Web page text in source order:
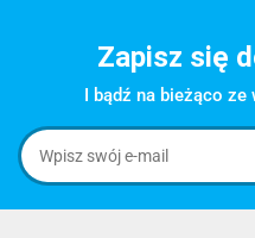
Zapisz się
I bądź na bieżąco